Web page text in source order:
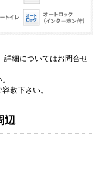
詳細についてはお問合せ
赦下さい。
辺